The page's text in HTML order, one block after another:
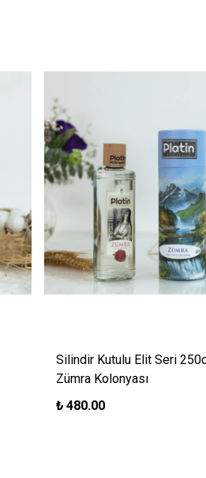
Silindir Kutulu Elit Seri
Zümra Kolonyası
₺480.00